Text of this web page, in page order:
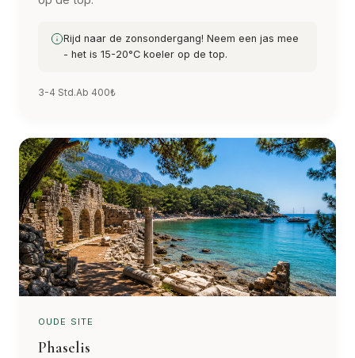
Rijd naar de zonsondergang! Neem een jas mee
- het is 15-20°C koeler op de top.
3-4 Std.Ab 400₺
OUDE SITE
Phaselis